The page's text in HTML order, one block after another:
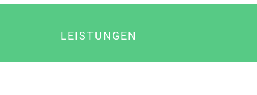
LEISTUNGEN